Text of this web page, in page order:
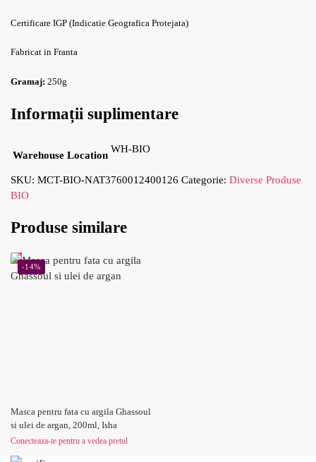
Certificare IGP (Indicatie Geografica Protejata)
Fabricat in Franta
Gramaj: 250g
Informații suplimentare
Warehouse Location
WH-BIO
SKU: MCT-BIO-NAT3760012400126 Categorie: Diverse Produse
BIO
Produse similare
-14%
Masca pentru fata cu argila Ghassoul
si ulei de argan, 200ml, Isha
Conecteaza-te pentru a vedea pretul